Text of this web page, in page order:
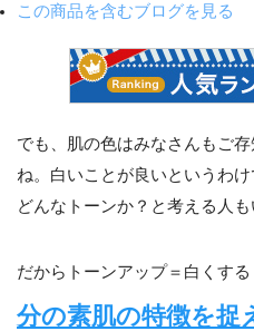
この商品を含むブログを見る
でも、肌の色はみなさんもご
ね。白いことが良いというわ
どんなトーンか？と考える人も
だからトーンアップ＝白くす
分の素肌の特徴を捉